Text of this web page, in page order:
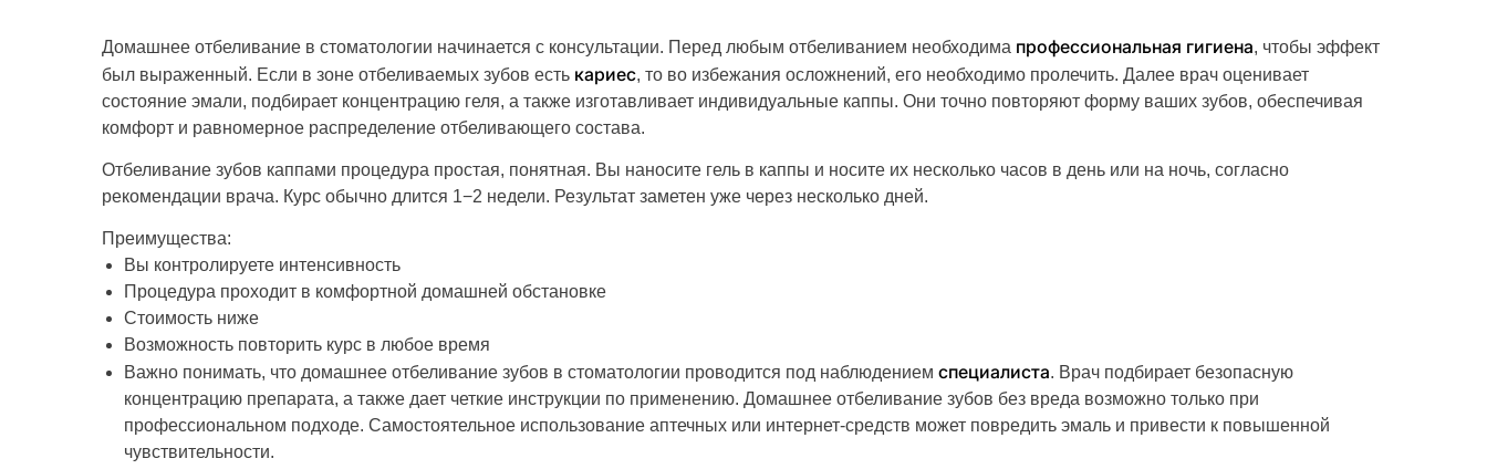
Домашнее отбеливание в стоматологии начинается с консультации. Перед любым отбеливанием необходима профессиональная гигиена, чтобы эффект
был выраженный. Если в зоне отбеливаемых зубов есть кариес, то во избежания осложнений, его необходимо пролечить. Далее врач оценивает
состояние эмали, подбирает концентрацию геля, а также изготавливает индивидуальные каппы. Они точно повторяют форму ваших зубов, обеспечивая
комфорт и равномерное распределение отбеливающего состава.
Отбеливание зубов каппами процедура простая, понятная. Вы наносите гель в каппы и носите их несколько часов в день или на ночь, согласно
рекомендации врача. Курс обычно длится 1−2 недели. Результат заметен уже через несколько дней.
Преимущества:
Вы контролируете интенсивность
Процедура проходит в комфортной домашней обстановке
Стоимость ниже
Возможность повторить курс в любое время
Важно понимать, что домашнее отбеливание зубов в стоматологии проводится под наблюдением специалиста. Врач подбирает безопасную
концентрацию препарата, а также дает четкие инструкции по применению. Домашнее отбеливание зубов без вреда возможно только при
профессиональном подходе. Самостоятельное использование аптечных или интернет-средств может повредить эмаль и привести к повышенной
чувствительности.